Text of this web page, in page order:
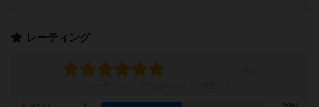
レーティング